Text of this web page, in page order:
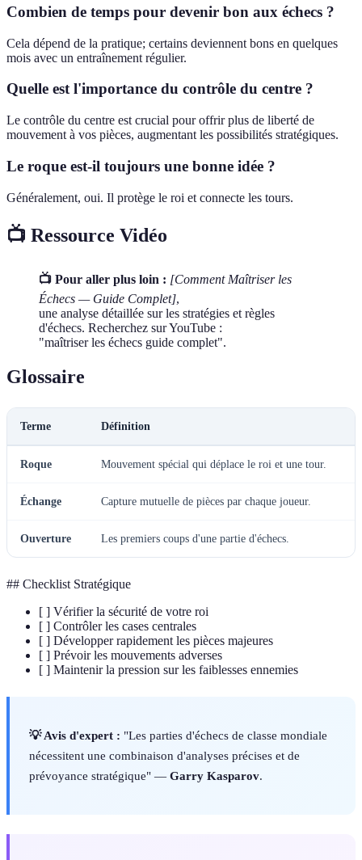
Combien de temps pour devenir bon aux échecs ?
Cela dépend de la pratique; certains deviennent bons en quelques
mois avec un entraînement régulier.
Quelle est l'importance du contrôle du centre ?
Le contrôle du centre est crucial pour offrir plus de liberté de
mouvement à vos pièces, augmentant les possibilités stratégiques.
Le roque est-il toujours une bonne idée ?
Généralement, oui. Il protège le roi et connecte les tours.
📺 Ressource Vidéo
📺 Pour aller plus loin : [Comment Maîtriser les
Échecs — Guide Complet],
une analyse détaillée sur les stratégies et règles
d'échecs. Recherchez sur YouTube :
"maîtriser les échecs guide complet".
Glossaire
Terme Définition
Roque Mouvement spécial qui déplace le roi et une tour.
Échange Capture mutuelle de pièces par chaque joueur.
Ouverture Les premiers coups d'une partie d'échecs.
## Checklist Stratégique
[ ] Vérifier la sécurité de votre roi
[ ] Contrôler les cases centrales
[ ] Développer rapidement les pièces majeures
[ ] Prévoir les mouvements adverses
[ ] Maintenir la pression sur les faiblesses ennemies
💡 Avis d'expert : "Les parties d'échecs de classe mondiale
nécessitent une combinaison d'analyses précises et de
prévoyance stratégique" — Garry Kasparov.